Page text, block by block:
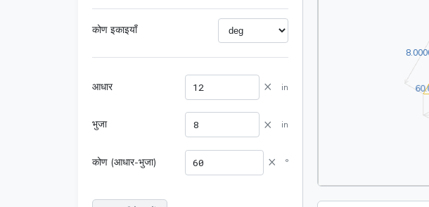
कोण इकाइयाँ
आधार × in
भुजा × in
कोण (आधार-भुजा) × °
8.000
60.